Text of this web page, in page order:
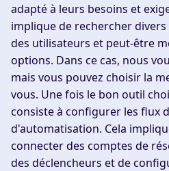
adapté à leurs besoins et
implique de rechercher
des utilisateurs et peut-être
options. Dans ce cas, nous
mais vous pouvez choisir la
vous. Une fois le bon outil
consiste à configurer les flux
d'automatisation. Cela
connecter des comptes de
des déclencheurs et de